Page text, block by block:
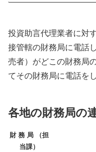
投資助言代理業者に対
接管轄の財務局に電話
売者）がどこの財務局
てその財務局に電話を
各地の財務局の
財 務 局 （担
当課）